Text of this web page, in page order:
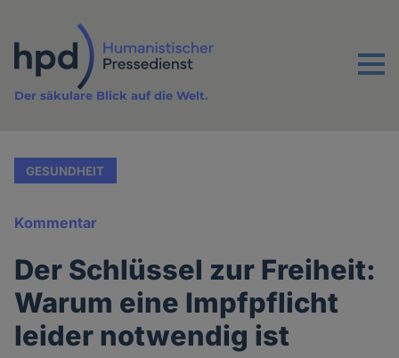
Inhalt
Menu
Der säkulare Blick auf die Welt.
GESUNDHEIT
Kommentar
Der Schlüssel zur Freiheit:
Warum eine Impfpflicht
leider notwendig ist